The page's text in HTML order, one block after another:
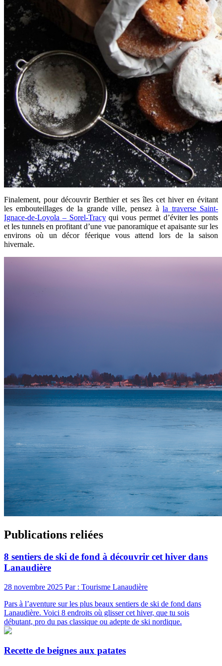
Finalement, pour découvrir Berthier et ses îles cet hiver en évitant
les embouteillages de la grande ville, pensez àla traverse Saint-
Ignace-de-Loyola – Sorel-Tracyqui vous permet d’éviter les ponts
et les tunnels en profitant d’une vue panoramique et apaisante sur les
environs où un décor féerique vous attend lors de la saison
hivernale.
Publications reliées
8 sentiers de ski de fond à découvrir cet hiver dans
Lanaudière
28 novembre 2025 Par : Tourisme Lanaudière
Pars à l’aventure sur les plus beaux sentiers de ski de fond dans
Lanaudière. Voici 8 endroits où glisser cet hiver, que tu sois
débutant, pro du pas classique ou adepte de ski nordique.
Recette de beignes aux patates